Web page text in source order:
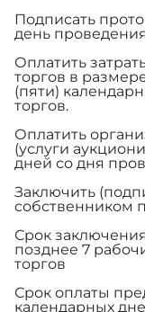
Подписать
день
Оплатить
торгов в
(пяти)
торгов.
Оплатить
(услуги
дней со дня
Заключить
собственником
Срок
позднее 7
торгов
Срок оплаты
календарных